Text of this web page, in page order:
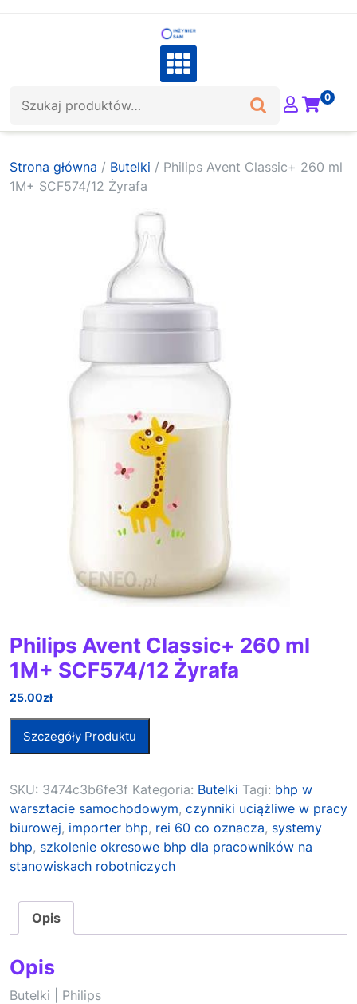
0
Strona główna / Butelki / Philips Avent Classic+ 260 ml
1M+ SCF574/12 Żyrafa
Philips Avent Classic+ 260 ml
1M+ SCF574/12 Żyrafa
25.00zł
Szczegóły Produktu
SKU: 3474c3b6fe3f Kategoria: Butelki Tagi: bhp w
warsztacie samochodowym, czynniki uciążliwe w pracy
biurowej, importer bhp, rei 60 co oznacza, systemy
bhp, szkolenie okresowe bhp dla pracowników na
stanowiskach robotniczych
Opis
Opis
Butelki | Philips